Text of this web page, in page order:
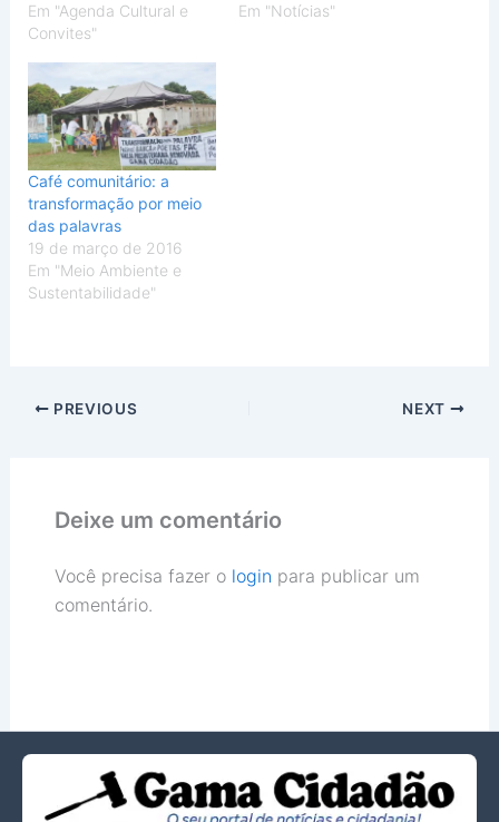
Em "Agenda Cultural e
Convites"
Em "Notícias"
Café comunitário: a
transformação por meio
das palavras
19 de março de 2016
Em "Meio Ambiente e
Sustentabilidade"
PREVIOUS NEXT
Deixe um comentário
Você precisa fazer o login para publicar um
comentário.